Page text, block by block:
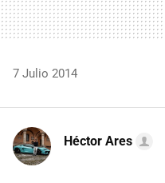
7 Julio 2014
Héctor Ares